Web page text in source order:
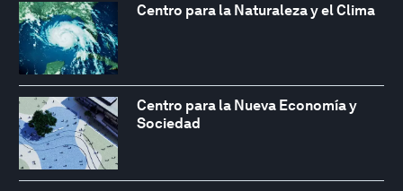
Centro para la Naturaleza y el Clima
Centro para la Nueva Economía y
Sociedad